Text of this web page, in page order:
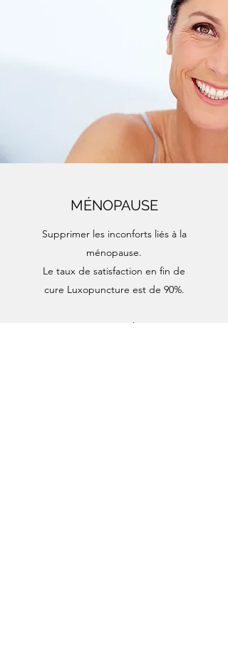
MÉNOPAUSE
Supprimer les inconforts liés à la
ménopause.
Le taux de satisfaction en fin de
cure Luxopuncture est de 90%.
En savoir plus